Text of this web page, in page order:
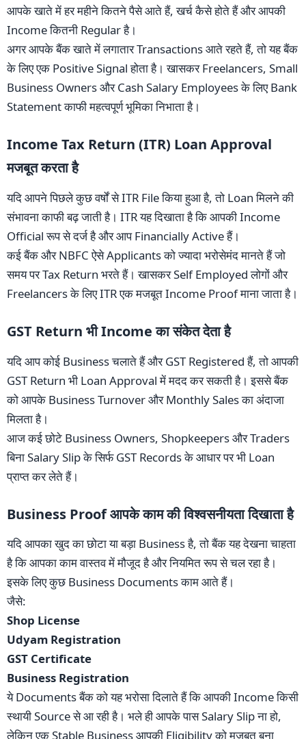
आपके खाते में हर महीने कितने पैसे आते हैं, खर्च कैसे होते हैं और आपकी
Income कितनी Regular है।
अगर आपके बैंक खाते में लगातार Transactions आते रहते हैं, तो यह बैंक
के लिए एक Positive Signal होता है। खासकर Freelancers, Small
Business Owners और Cash Salary Employees के लिए Bank
Statement काफी महत्वपूर्ण भूमिका निभाता है।
Income Tax Return (ITR) Loan Approval
मजबूत करता है
यदि आपने पिछले कुछ वर्षों से ITR File किया हुआ है, तो Loan मिलने की
संभावना काफी बढ़ जाती है। ITR यह दिखाता है कि आपकी Income
Official रूप से दर्ज है और आप Financially Active हैं।
कई बैंक और NBFC ऐसे Applicants को ज्यादा भरोसेमंद मानते हैं जो
समय पर Tax Return भरते हैं। खासकर Self Employed लोगों और
Freelancers के लिए ITR एक मजबूत Income Proof माना जाता है।
GST Return भी Income का संकेत देता है
यदि आप कोई Business चलाते हैं और GST Registered हैं, तो आपकी
GST Return भी Loan Approval में मदद कर सकती है। इससे बैंक
को आपके Business Turnover और Monthly Sales का अंदाजा
मिलता है।
आज कई छोटे Business Owners, Shopkeepers और Traders
बिना Salary Slip के सिर्फ GST Records के आधार पर भी Loan
प्राप्त कर लेते हैं।
Business Proof आपके काम की विश्वसनीयता दिखाता है
यदि आपका खुद का छोटा या बड़ा Business है, तो बैंक यह देखना चाहता
है कि आपका काम वास्तव में मौजूद है और नियमित रूप से चल रहा है।
इसके लिए कुछ Business Documents काम आते हैं।
जैसे:
Shop License
Udyam Registration
GST Certificate
Business Registration
ये Documents बैंक को यह भरोसा दिलाते हैं कि आपकी Income किसी
स्थायी Source से आ रही है। भले ही आपके पास Salary Slip ना हो,
लेकिन एक Stable Business आपकी Eligibility को मजबूत बना